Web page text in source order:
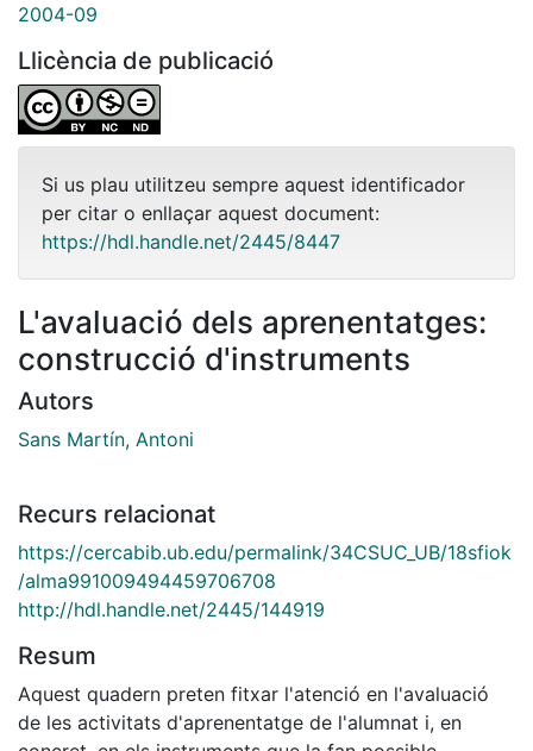
2004-09
Llicència de publicació
Si us plau utilitzeu sempre aquest identificador
per citar o enllaçar aquest document:
https://hdl.handle.net/2445/8447
L'avaluació dels aprenentatges:
construcció d'instruments
Autors
Sans Martín, Antoni
Recurs relacionat
https://cercabib.ub.edu/permalink/34CSUC_UB/18sfiok
/alma991009494459706708
http://hdl.handle.net/2445/144919
Resum
Aquest quadern preten fitxar l'atenció en l'avaluació
de les activitats d'aprenentatge de l'alumnat i, en